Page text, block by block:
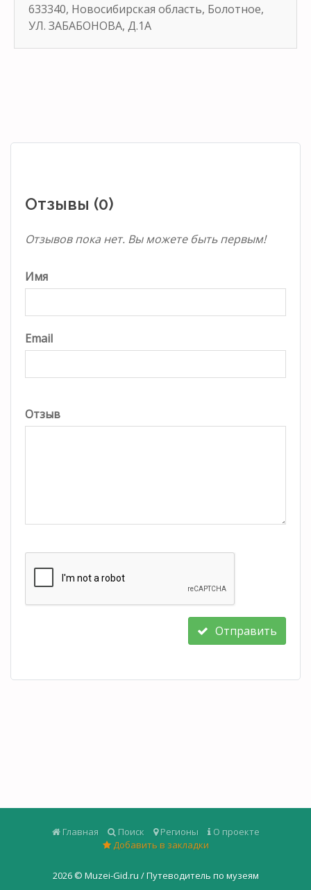
633340, Новосибирская область, Болотное,
УЛ. ЗАБАБОНОВА, Д.1А
Отзывы (0)
Отзывов пока нет. Вы можете быть первым!
Имя
Email
Отзыв
Отправить
Главная Поиск Регионы
О проекте
Добавить в закладки
2026 © Muzei-Gid.ru / Путеводитель по музеям